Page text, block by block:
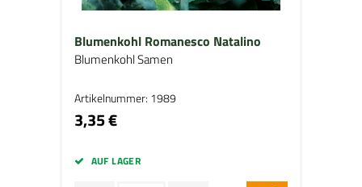
Blumenkohl Romanesco Natalino
Blumenkohl Samen
Artikelnummer: 1989
3,35 €
AUF LAGER